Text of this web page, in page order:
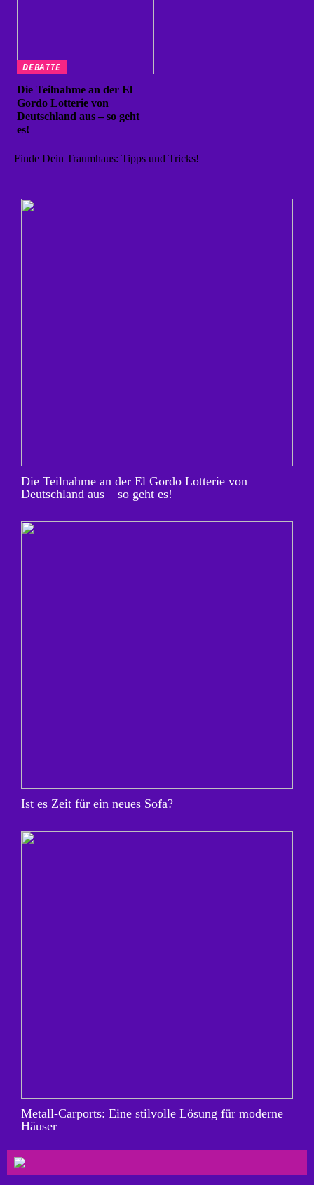
DEBATTE
Die Teilnahme an der El
Gordo Lotterie von
Deutschland aus – so geht
es!
Finde Dein Traumhaus: Tipps und Tricks!
Die Teilnahme an der El Gordo Lotterie von
Deutschland aus – so geht es!
Ist es Zeit für ein neues Sofa?
Metall-Carports: Eine stilvolle Lösung für moderne
Häuser